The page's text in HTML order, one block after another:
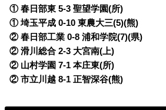
① 春日部東 5-3 聖望学園(所)
① 埼玉平成 0-10 東農大三(5)(熊)
② 春日部工業 0-8 浦和学院(7)(県)
② 滑川総合 2-3 大宮南(上)
② 山村学園 7-1 本庄東(所)
② 市立川越 8-1 正智深谷(熊)